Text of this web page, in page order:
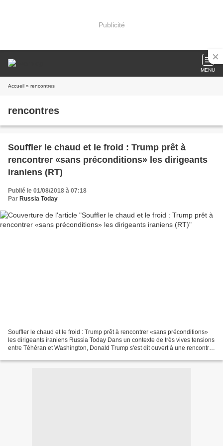
Publicité
MENU
Accueil » rencontres
rencontres
Souffler le chaud et le froid : Trump prêt à
rencontrer «sans préconditions» les dirigeants
iraniens (RT)
Publié le 01/08/2018 à 07:18
Par Russia Today
Souffler le chaud et le froid : Trump prêt à rencontrer «sans préconditions»
les dirigeants iraniens Russia Today Dans un contexte de très vives tensions
entre Téhéran et Washington, Donald Trump s'est dit ouvert à une rencontre